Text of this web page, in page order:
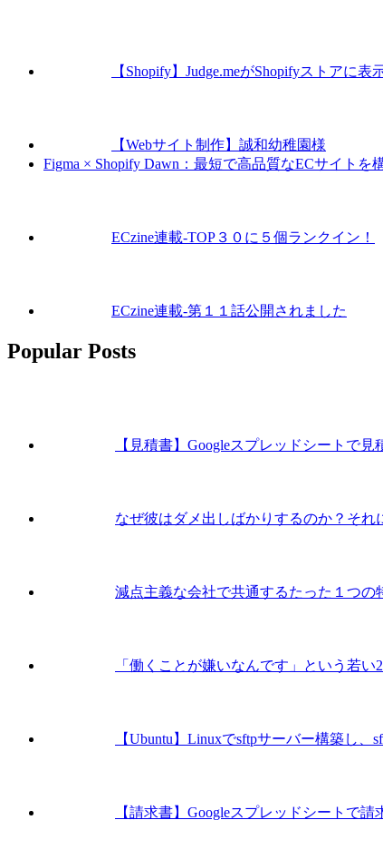
【Shopify】Judge.meがShopifyストアに
【Webサイト制作】誠和幼稚園様
Figma × Shopify Dawn：最短で高品質なECサイトを
ECzine連載-TOP３０に５個ランクイン！
ECzine連載-第１１話公開されました
Popular Posts
【見積書】Googleスプレッドシートで
なぜ彼はダメ出しばかりするのか？それ
減点主義な会社で共通するたった１つの
「働くことが嫌いなんです」という若い
【Ubuntu】Linuxでsftpサーバー構築し
【請求書】Googleスプレッドシートで